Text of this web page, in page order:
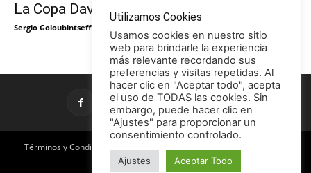
La Copa Davis vuelve al Círculo
Sergio Goloubintseff
Términos y Condiciones
Publicidad en TCE
Licencia CC
Utilizamos Cookies
Usamos cookies en nuestro sitio
web para brindarle la experiencia
más relevante recordando sus
preferencias y visitas repetidas. Al
hacer clic en "Aceptar todo", acepta
el uso de TODAS las cookies. Sin
embargo, puede hacer clic en
"Ajustes" para proporcionar un
consentimiento controlado.
Ajustes Aceptar Todo